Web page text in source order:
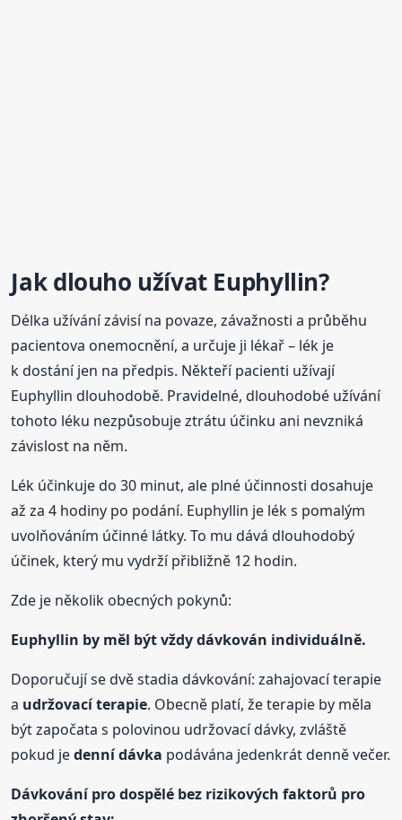
Jak dlouho užívat Euphyllin?
Délka užívání závisí na povaze, závažnosti a průběhu
pacientova onemocnění, a určuje ji lékař – lék je
k dostání jen na předpis. Někteří pacienti užívají
Euphyllin dlouhodobě. Pravidelné, dlouhodobé užívání
tohoto léku nezpůsobuje ztrátu účinku ani nevzniká
závislost na něm.
Lék účinkuje do 30 minut, ale plné účinnosti dosahuje
až za 4 hodiny po podání. Euphyllin je lék s pomalým
uvolňováním účinné látky. To mu dává dlouhodobý
účinek, který mu vydrží přibližně 12 hodin.
Zde je několik obecných pokynů:
Euphyllin by měl být vždy dávkován individuálně.
Doporučují se dvě stadia dávkování: zahajovací terapie
a udržovací terapie. Obecně platí, že terapie by měla
být započata s polovinou udržovací dávky, zvláště
pokud jedennídávka podávána jedenkrát denně večer.
Dávkování pro dospělé bez rizikových faktorů pro